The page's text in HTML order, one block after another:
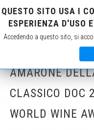
AMARONE
CLASSICO DOC
WORLD WINE
QUESTO SITO USA I
ESPERIENZA D'USO
Accedendo a questo sito, si